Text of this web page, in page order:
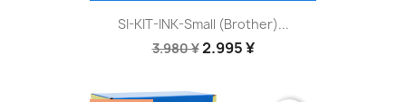
SI-KIT-INK-Small (Brother)...
3.980 ¥2.995 ¥